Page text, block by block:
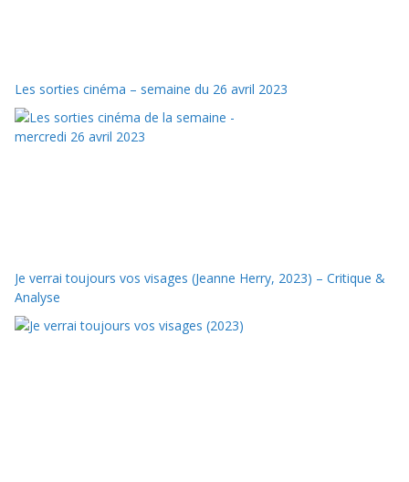
Les sorties cinéma – semaine du 26 avril 2023
Je verrai toujours vos visages (Jeanne Herry, 2023) – Critique &
Analyse